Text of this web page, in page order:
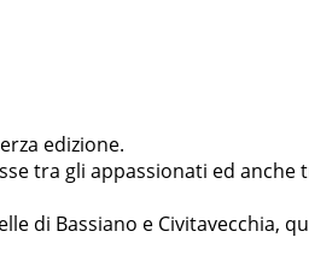
edizione.
tra gli appassionati ed anche
di Bassiano e Civitavecchia,